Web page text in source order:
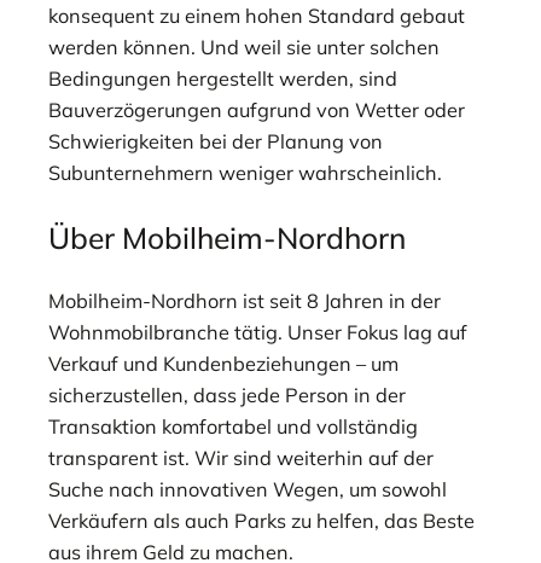
konsequent zu einem hohen Standard gebaut
werden können. Und weil sie unter solchen
Bedingungen hergestellt werden, sind
Bauverzögerungen aufgrund von Wetter oder
Schwierigkeiten bei der Planung von
Subunternehmern weniger wahrscheinlich.
Über Mobilheim-Nordhorn
Mobilheim-Nordhorn ist seit 8 Jahren in der
Wohnmobilbranche tätig. Unser Fokus lag auf
Verkauf und Kundenbeziehungen – um
sicherzustellen, dass jede Person in der
Transaktion komfortabel und vollständig
transparent ist. Wir sind weiterhin auf der
Suche nach innovativen Wegen, um sowohl
Verkäufern als auch Parks zu helfen, das Beste
aus ihrem Geld zu machen.